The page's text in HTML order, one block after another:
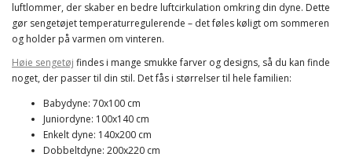
luftlommer, der skaber en bedre luftcirkulation omkring din dyne. Dette
gør sengetøjet temperaturregulerende – det føles køligt om sommeren
og holder på varmen om vinteren.
Høie sengetøj findes i mange smukke farver og designs, så du kan finde
noget, der passer til din stil. Det fås i størrelser til hele familien:
Babydyne: 70x100 cm
Juniordyne: 100x140 cm
Enkelt dyne: 140x200 cm
Dobbeltdyne: 200x220 cm